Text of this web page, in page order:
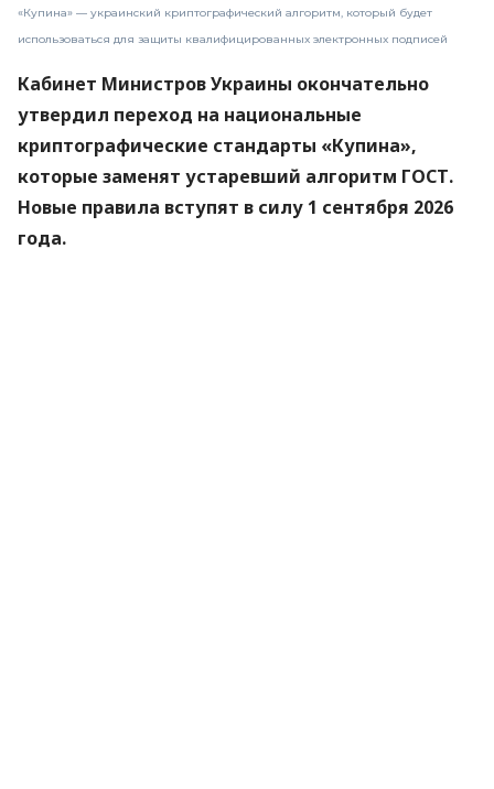
«Купина» — украинский криптографический алгоритм, который будет
использоваться для защиты квалифицированных электронных подписей
Кабинет Министров Украины окончательно
утвердил переход на национальные
криптографические стандарты «Купина»,
которые заменят устаревший алгоритм ГОСТ.
Новые правила вступят в силу 1 сентября 2026
года.